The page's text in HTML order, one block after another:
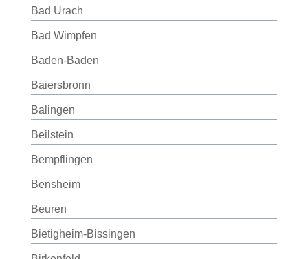
Bad Urach
Bad Wimpfen
Baden-Baden
Baiersbronn
Balingen
Beilstein
Bempflingen
Bensheim
Beuren
Bietigheim-Bissingen